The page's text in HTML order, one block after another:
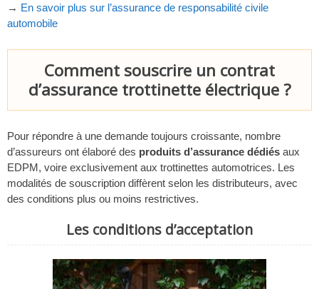
→ En savoir plus sur l’assurance de responsabilité civile
automobile
Comment souscrire un contrat
d’assurance trottinette électrique ?
Pour répondre à une demande toujours croissante, nombre
d’assureurs ont élaboré des produits d’assurance dédiés aux
EDPM, voire exclusivement aux trottinettes automotrices. Les
modalités de souscription diffèrent selon les distributeurs, avec
des conditions plus ou moins restrictives.
Les conditions d’acceptation